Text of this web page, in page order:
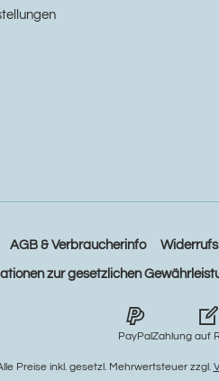
AGB & Verbraucherinfo
zur gesetzlichen
PayPalZahlung auf
Preise inkl. gesetzl. Mehrwertsteuer zzgl.